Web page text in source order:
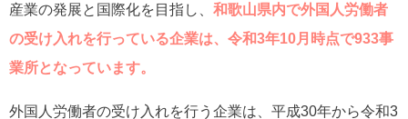
産業の発展と国際化を目指し、 和歌山県内で外国人労働者
の受け入れを行っている企業は、令和3年10月時点で933事
業所となっています。
外国人労働者の受け入れを行う企業は、平成30年から令和3